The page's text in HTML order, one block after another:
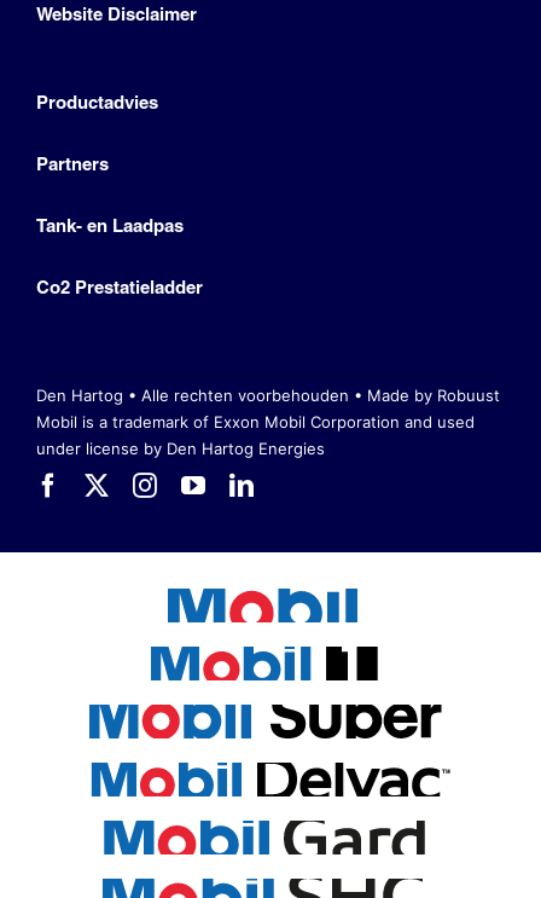
Website Disclaimer
Productadvies
Partners
Tank- en Laadpas
Co2 Prestatieladder
Den Hartog • Alle rechten voorbehouden • Made by Robuust
Mobil is a trademark of Exxon Mobil Corporation and used
under license by Den Hartog Energies